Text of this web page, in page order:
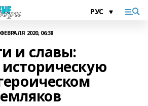
2020, 06:38
и славы: